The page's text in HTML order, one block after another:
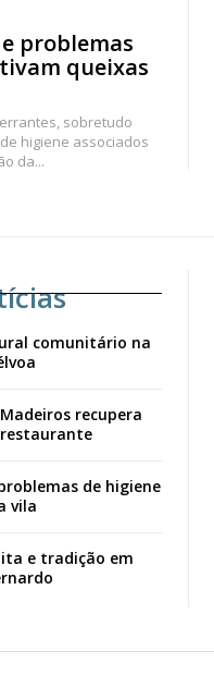
problemas
queixas
sobretudo
higiene associados
da...
comunitário na
recupera
de higiene
vila
e tradição em